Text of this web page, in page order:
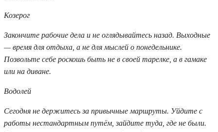
Козерог
Закончите рабочие дела и не оглядывайтесь назад. Выходные
— время для отдыха, а не для мыслей о понедельнике.
Позвольте себе роскошь быть не в своей тарелке, а в гамаке
или на диване.
Водолей
Сегодня не держитесь за привычные маршруты. Уйдите с
работы нестандартным путём, зайдите туда, где не были.